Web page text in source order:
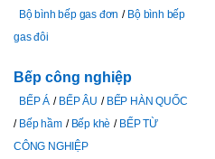
Bộ bình bếp gas đơn
Bộ bình bếp
gas đôi
Bếp công nghiệp
BẾP Á BẾP ÂU
BẾP HÀN QUỐC
Bếp hầm
Bếp khè
BẾP TỪ
CÔNG NGHIỆP